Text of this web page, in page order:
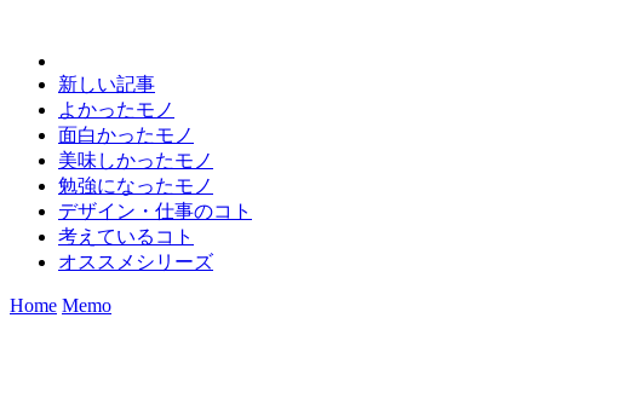
新しい記事
よかったモノ
面白かったモノ
美味しかったモノ
勉強になったモノ
デザイン・仕事のコト
考えているコト
オススメシリーズ
Home Memo